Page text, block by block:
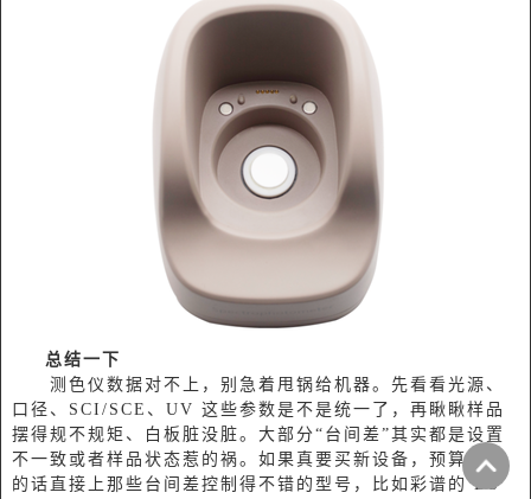
总结一下
测色仪数据对不上，别急着甩锅给机器。先看看光源、
口径、SCI/SCE、UV 这些参数是不是统一了，再瞅瞅样品
摆得规不规矩、白板脏没脏。大部分“台间差”其实都是设置
不一致或者样品状态惹的祸。如果真要买新设备，预算允许
的话直接上那些台间差控制得不错的型号，比如彩谱的 DS